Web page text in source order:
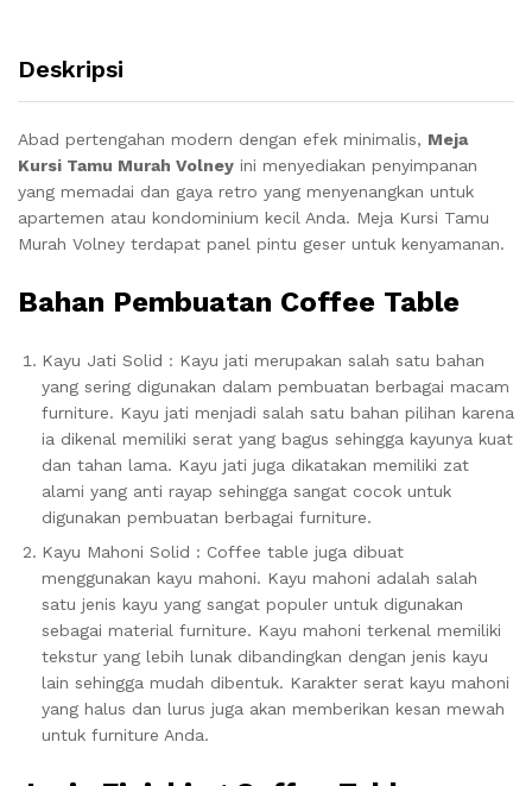
Deskripsi
Abad pertengahan modern dengan efek minimalis, Meja
Kursi Tamu Murah Volney ini menyediakan penyimpanan
yang memadai dan gaya retro yang menyenangkan untuk
apartemen atau kondominium kecil Anda. Meja Kursi Tamu
Murah Volney terdapat panel pintu geser untuk kenyamanan.
Bahan Pembuatan Coffee Table
Kayu Jati Solid : Kayu jati merupakan salah satu bahan
yang sering digunakan dalam pembuatan berbagai macam
furniture. Kayu jati menjadi salah satu bahan pilihan karena
ia dikenal memiliki serat yang bagus sehingga kayunya kuat
dan tahan lama. Kayu jati juga dikatakan memiliki zat
alami yang anti rayap sehingga sangat cocok untuk
digunakan pembuatan berbagai furniture.
Kayu Mahoni Solid : Coffee table juga dibuat
menggunakan kayu mahoni. Kayu mahoni adalah salah
satu jenis kayu yang sangat populer untuk digunakan
sebagai material furniture. Kayu mahoni terkenal memiliki
tekstur yang lebih lunak dibandingkan dengan jenis kayu
lain sehingga mudah dibentuk. Karakter serat kayu mahoni
yang halus dan lurus juga akan memberikan kesan mewah
untuk furniture Anda.